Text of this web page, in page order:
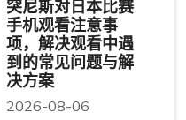
突尼斯对日本比赛
手机观看注意事
项，解决观看中遇
到的常见问题与解
决方案
2026-08-06